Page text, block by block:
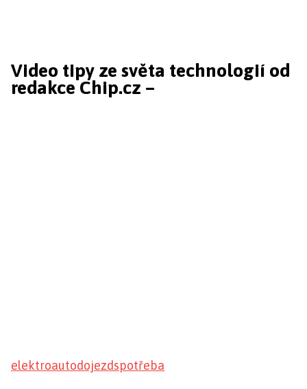
Video tipy ze světa technologií od
redakce Chip.cz –
elektroautodojezdspotřeba